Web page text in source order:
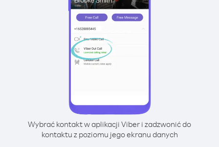
Wybrać kontakt w aplikacji Viber i zadzwonić do
kontaktu z poziomu jego ekranu danych